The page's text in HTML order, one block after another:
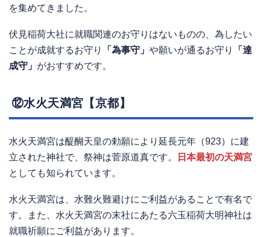
を集めてきました。
伏見稲荷大社に就職関連のお守りはないものの、為したい
ことが成就するお守り
「為事守」 や願いが通るお守り
「達
成守」 がおすすめです。
⑫水火天満宮【京都】
水火天満宮は醍醐天皇の勅願により延長元年（923）に建
立された神社で、祭神は菅原道真です。
日本最初の天満宮
としても知られています。
水火天満宮は、水難火難避けにご利益があることで有名で
す。また、水火天満宮の末社にあたる六玉稲荷大明神社は
就職祈願にご利益があります。